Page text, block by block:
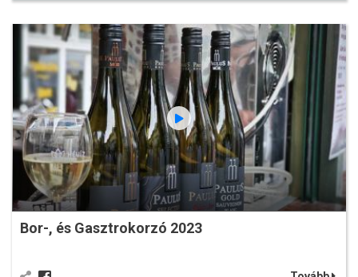
Bor-, és Gasztrokorzó 2023